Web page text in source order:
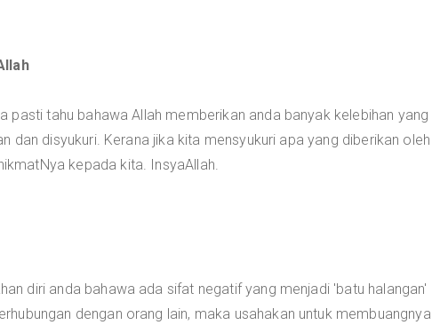
pasti tahu bahawa Allah memberikan anda banyak kelebihan yang
dan disyukuri. Kerana jika kita mensyukuri apa yang diberikan oleh
kepada kita. InsyaAllah.
diri anda bahawa ada sifat negatif yang menjadi 'batu halangan'
dengan orang lain, maka usahakan untuk membuangnya